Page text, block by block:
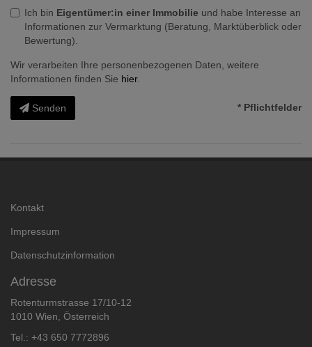
Ich bin Eigentümer:in einer Immobilie und habe Interesse an
Informationen zur Vermarktung (Beratung, Marktüberblick oder
Bewertung).
Wir verarbeiten Ihre personenbezogenen Daten, weitere
Informationen finden Sie hier.
Senden * Pflichtfelder
Kontakt
Impressum
Datenschutzinformation
Adresse
Rotenturmstrasse 17/10-12
1010 Wien, Österreich
Tel.: +43 650 7772896